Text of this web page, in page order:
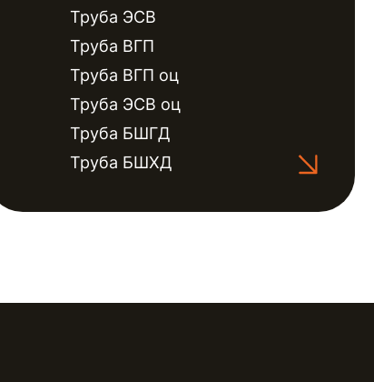
Труба ЭСВ
Труба ВГП
Труба ВГП оц
Труба ЭСВ оц
Труба БШГД
Труба БШХД